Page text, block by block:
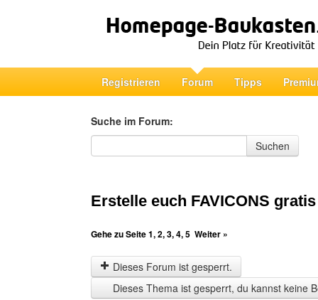
Registrieren Forum Tipps
Suche im Forum:
Suche im Forum
Suchen
Erstelle euch FAVICONS gratis
Gehe zu Seite1,2,3,4,5 Weiter »
Dieses Forum ist gesperrt.
Dieses Thema ist gesperrt, du kannst keine